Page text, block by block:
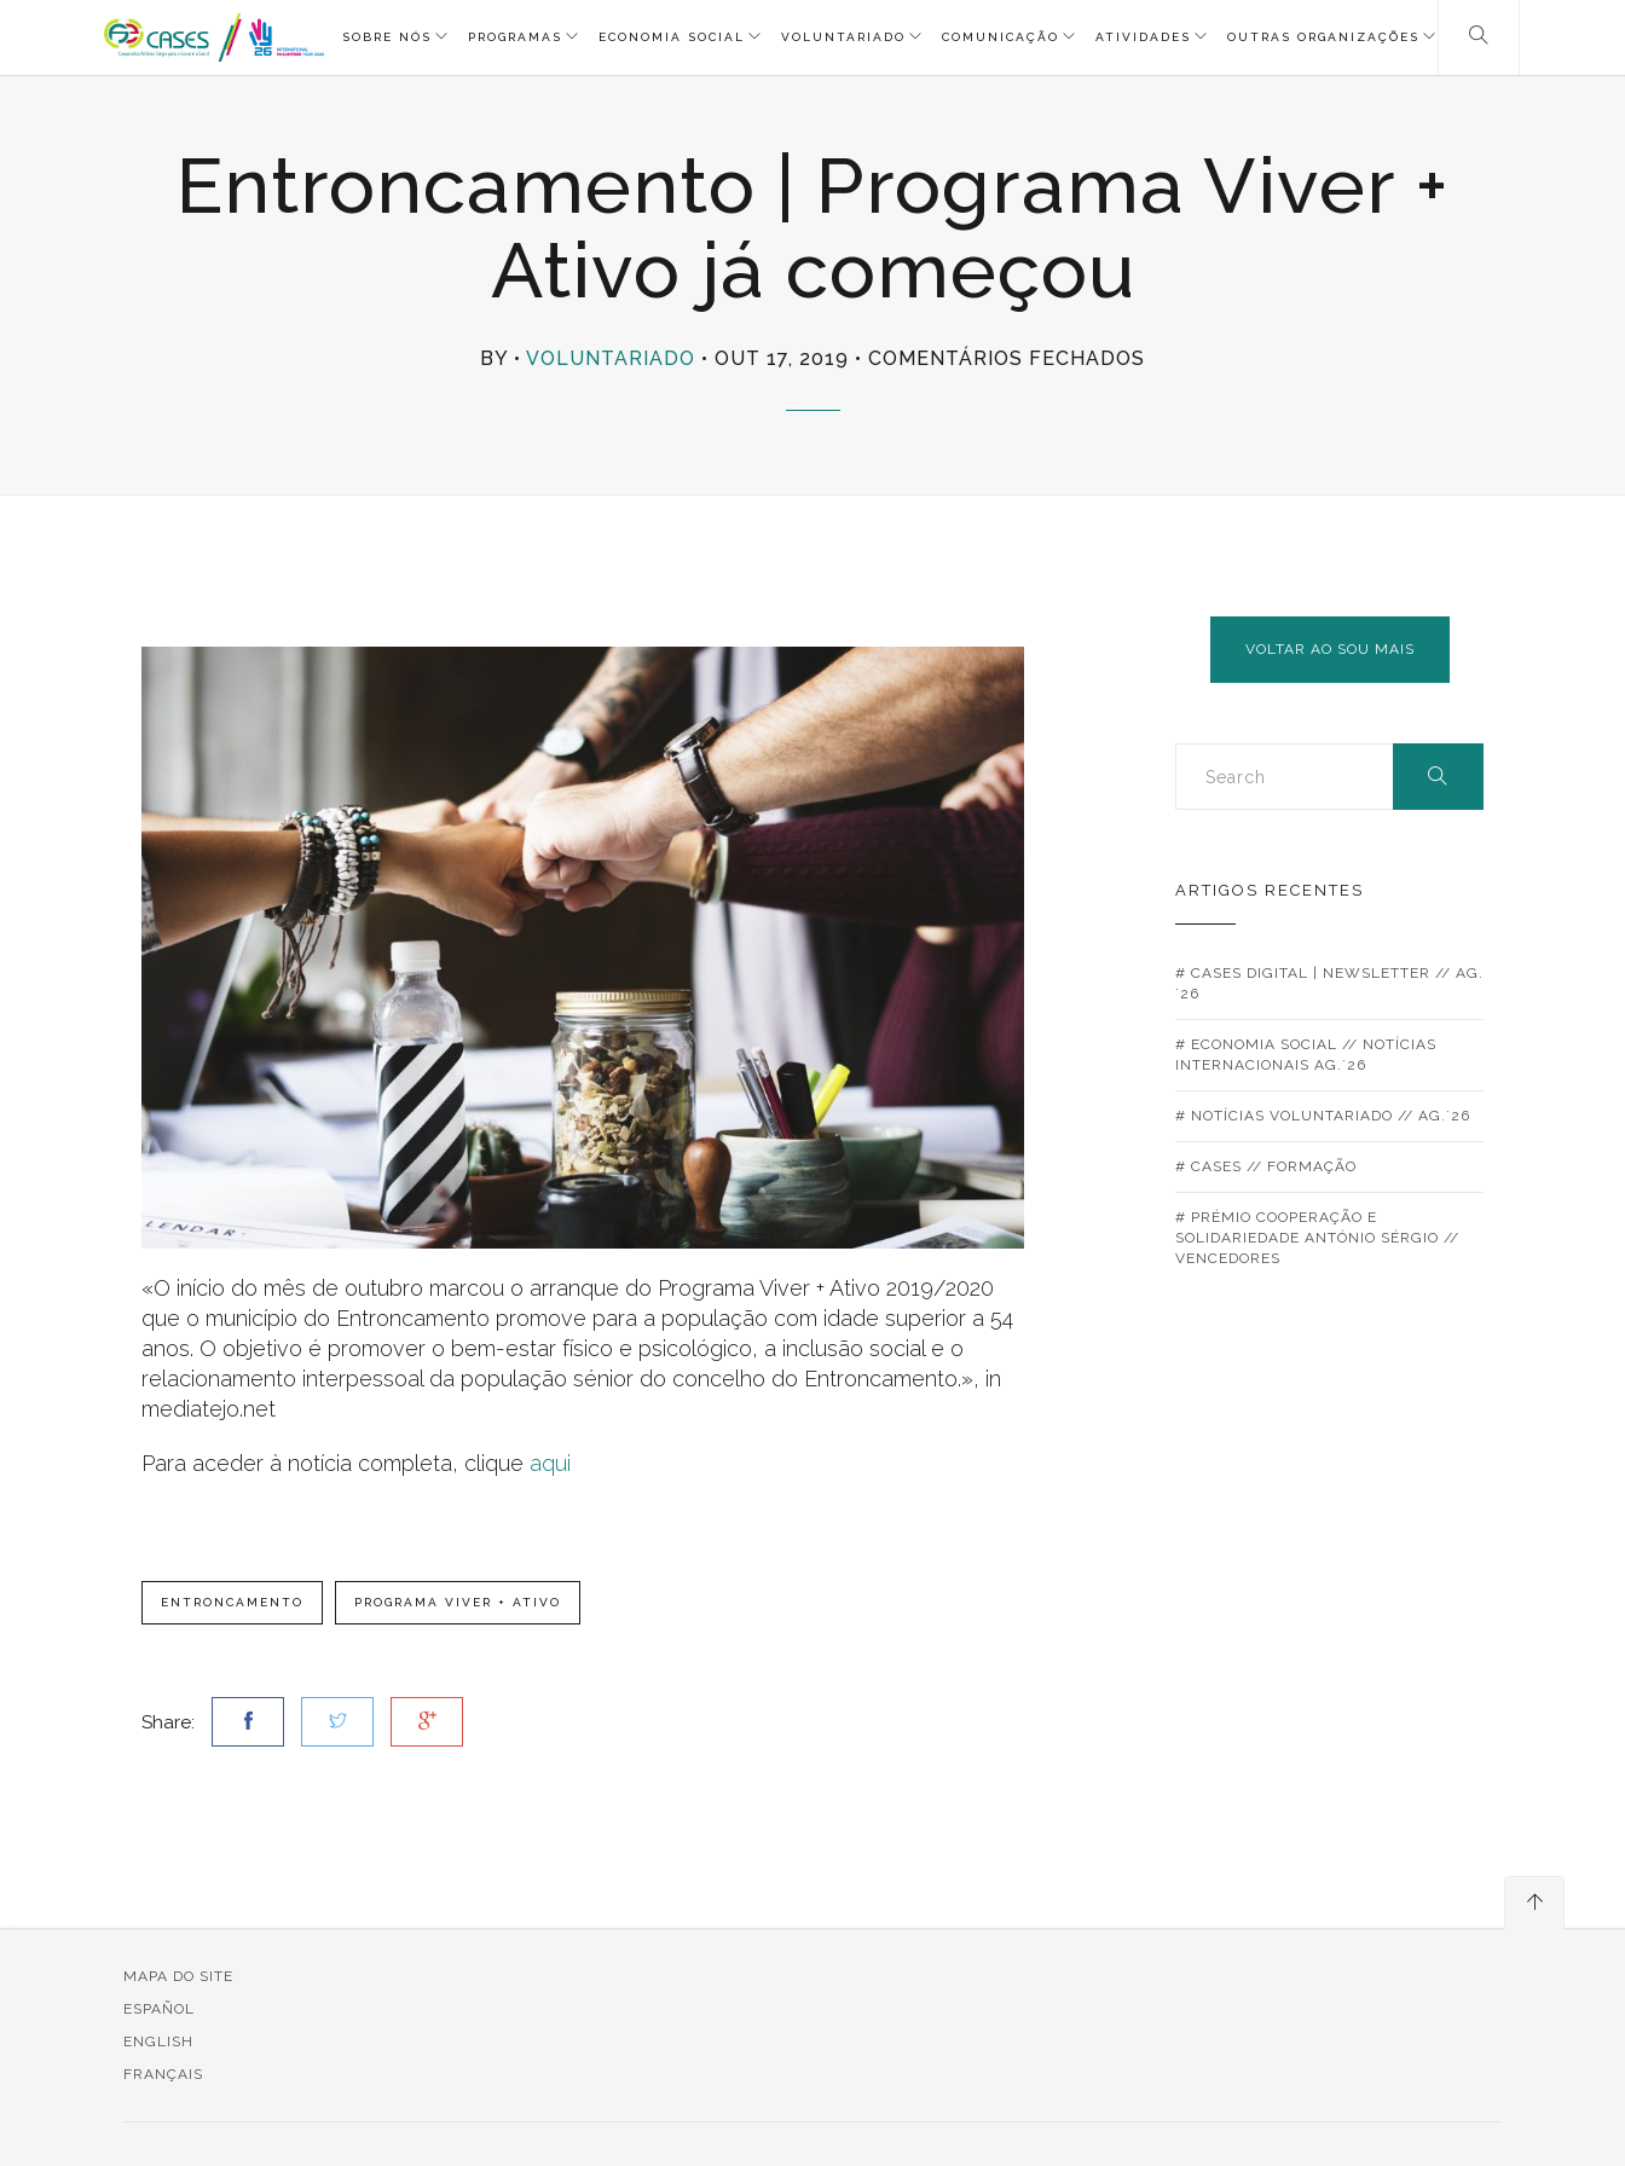
SOBRE NÓS PROGRAMAS ECONOMIA SOCIAL VOLUNTARIADO COMUNICAÇÃO ATIVIDADES OUTRAS ORGANIZAÇÕES
Entroncamento | Programa Viver +
Ativo já começou
BY VOLUNTARIADO OUT 17, 2019 COMENTÁRIOS FECHADOS
«O início do mês de outubro marcou o arranque do Programa Viver + Ativo 2019/2020
que o município do Entroncamento promove para a população com idade superior a 54
anos. O objetivo é promover o bem-estar físico e psicológico, a inclusão social e o
relacionamento interpessoal da população sénior do concelho do Entroncamento.», in
mediatejo.net
Para aceder à notícia completa, clique aqui
ENTRONCAMENTO PROGRAMA VIVER + ATIVO
Share:
VOLTAR AO SOU MAIS
ARTIGOS RECENTES
# CASES DIGITAL | NEWSLETTER // AG.
´26
# ECONOMIA SOCIAL // NOTÍCIAS
INTERNACIONAIS AG.´26
# NOTÍCIAS VOLUNTARIADO // AG.´26
# CASES // FORMAÇÃO
# PRÉMIO COOPERAÇÃO E
SOLIDARIEDADE ANTÓNIO SÉRGIO //
VENCEDORES
MAPA DO SITE
ESPAÑOL
ENGLISH
FRANÇAIS